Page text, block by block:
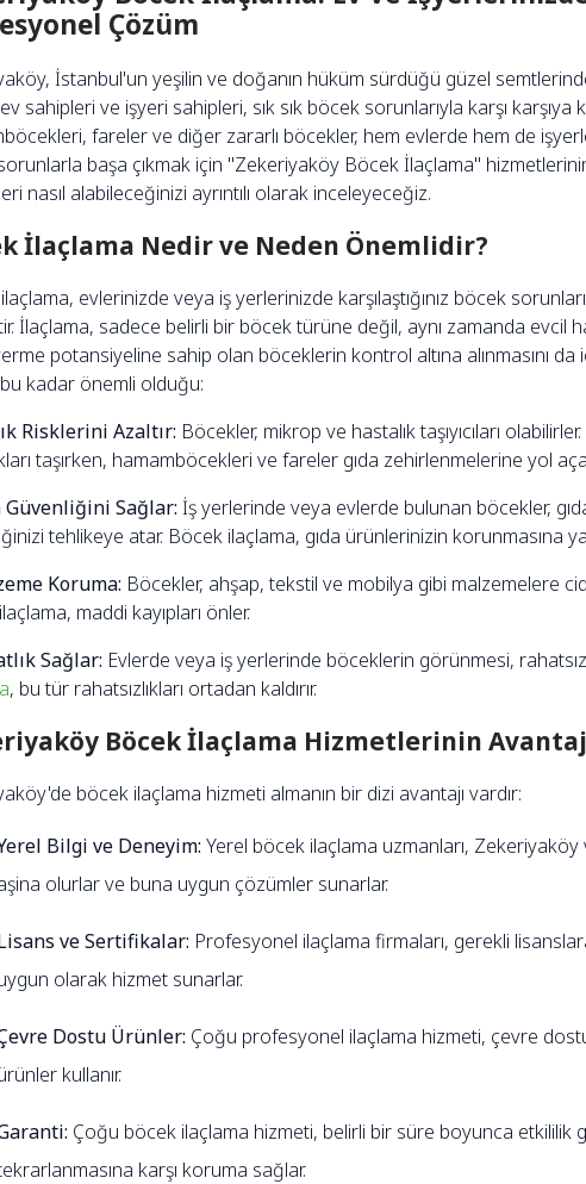
Çözüm
İstanbul'un yeşilin ve doğanın hüküm sürdüğü güzel
sahipleri ve işyeri sahipleri, sık sık böcek sorunlarıyla karşı karşıya
fareler ve diğer zararlı böcekler, hem evlerde hem de
başa çıkmak için "Zekeriyaköy Böcek İlaçlama"
nasıl alabileceğinizi ayrıntılı olarak inceleyeceğiz.
İlaçlama Nedir ve Neden Önemlidir?
evlerinizde veya iş yerlerinizde karşılaştığınız böcek
İlaçlama, sadece belirli bir böcek türüne değil, aynı zamanda evcil
potansiyeline sahip olan böceklerin kontrol altına alınmasını
kadar önemli olduğu:
Risklerini Azaltır: Böcekler, mikrop ve hastalık taşıyıcıları
taşırken, hamamböcekleri ve fareler gıda zehirlenmelerine yol
Güvenliğini Sağlar: İş yerlerinde veya evlerde bulunan böcekler,
tehlikeye atar. Böcek ilaçlama, gıda ürünlerinizin korunmasına
Koruma: Böcekler, ahşap, tekstil ve mobilya gibi malzemelere
maddi kayıpları önler.
Sağlar: Evlerde veya iş yerlerinde böceklerin görünmesi,
, bu tür rahatsızlıkları ortadan kaldırır.
Böcek İlaçlama Hizmetlerinin
böcek ilaçlama hizmeti almanın bir dizi avantajı vardır:
Bilgi ve Deneyim: Yerel böcek ilaçlama uzmanları,
olurlar ve buna uygun çözümler sunarlar.
ve Sertifikalar: Profesyonel ilaçlama firmaları, gerekli
olarak hizmet sunarlar.
Dostu Ürünler: Çoğu profesyonel ilaçlama hizmeti, çevre
kullanır.
Çoğu böcek ilaçlama hizmeti, belirli bir süre boyunca etkililik
karşı koruma sağlar.